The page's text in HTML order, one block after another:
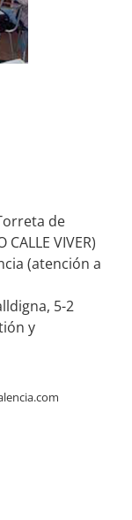
de
CALLE VIVER)
(atención a
5-2
y